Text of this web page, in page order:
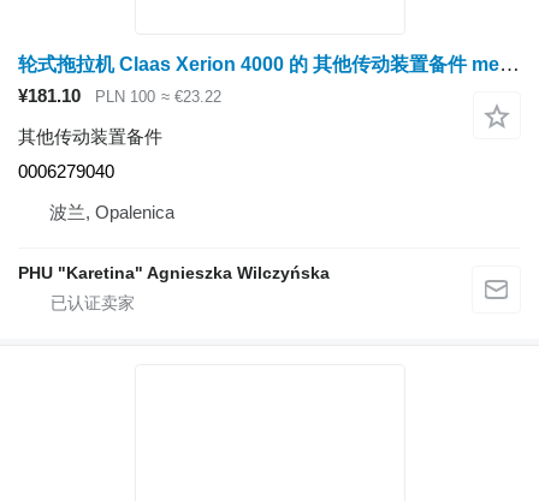
轮式拖拉机 Claas Xerion 4000 的 其他传动装置备件 mechanizm róźnicowy dyferencjał – obudowa przekładni 0006279040
¥181.10 PLN 100 ≈ €23.22
其他传动装置备件
0006279040
波兰, Opalenica
PHU "Karetina" Agnieszka Wilczyńska